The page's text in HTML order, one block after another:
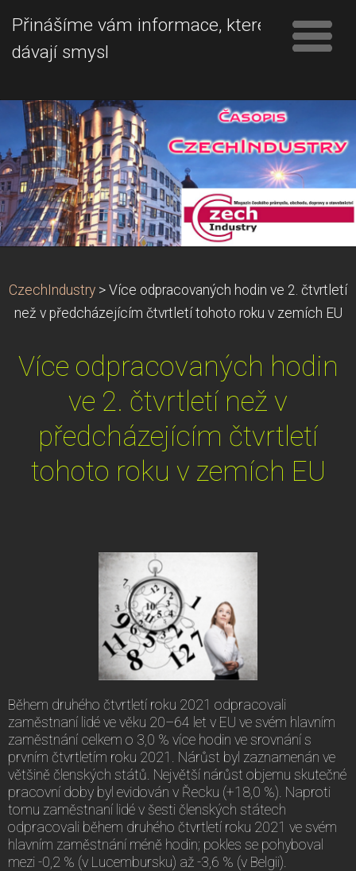
Přinášíme vám informace, které
dávají smysl
CzechIndustry > Více odpracovaných hodin ve 2. čtvrtletí
než v předcházejícím čtvrtletí tohoto roku v zemích EU
Více odpracovaných hodin
ve 2. čtvrtletí než v
předcházejícím čtvrtletí
tohoto roku v zemích EU
Během druhého čtvrtletí roku 2021 odpracovali
zaměstnaní lidé ve věku 20–64 let v EU ve svém hlavním
zaměstnání celkem o 3,0 % více hodin ve srovnání s
prvním čtvrtletím roku 2021. Nárůst byl zaznamenán ve
většině členských států. Největší nárůst objemu skutečné
pracovní doby byl evidován v Řecku (+18,0 %). Naproti
tomu zaměstnaní lidé v šesti členských státech
odpracovali během druhého čtvrtletí roku 2021 ve svém
hlavním zaměstnání méně hodin; pokles se pohyboval
mezi -0,2 % (v Lucembursku) až -3,6 % (v Belgii).